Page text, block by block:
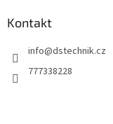
Kontakt
info@dstechnik.cz
777338228